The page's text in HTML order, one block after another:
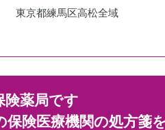
東京都練馬区高松全域
険薬局です
保険医療機関の処方箋